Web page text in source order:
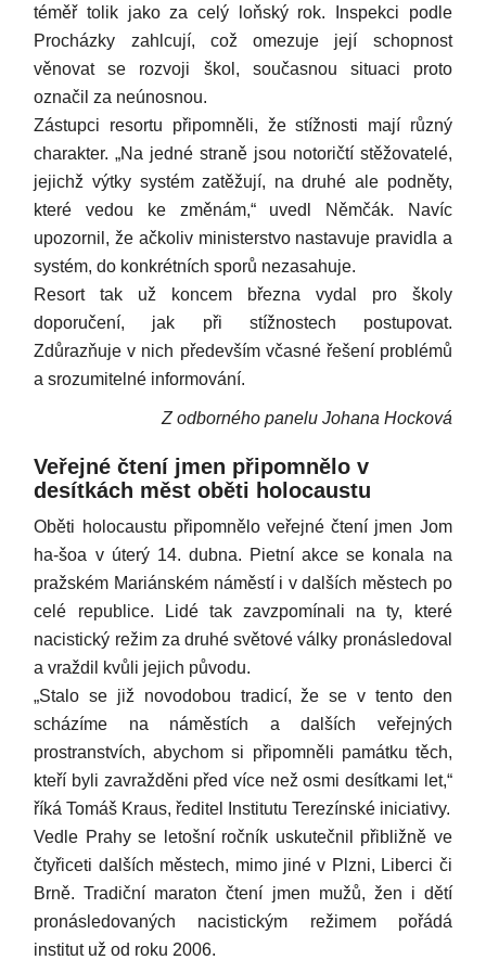
téměř tolik jako za celý loňský rok. Inspekci podle
Procházky zahlcují, což omezuje její schopnost
věnovat se rozvoji škol, současnou situaci proto
označil za neúnosnou.
Zástupci resortu připomněli, že stížnosti mají různý
charakter. „Na jedné straně jsou notoričtí stěžovatelé,
jejichž výtky systém zatěžují, na druhé ale podněty,
které vedou ke změnám,“ uvedl Němčák. Navíc
upozornil, že ačkoliv ministerstvo nastavuje pravidla a
systém, do konkrétních sporů nezasahuje.
Resort tak už koncem března vydal pro školy
doporučení, jak při stížnostech postupovat.
Zdůrazňuje v nich především včasné řešení problémů
a srozumitelné informování.
Z odborného panelu Johana Hocková
Veřejné čtení jmen připomnělo v
desítkách měst oběti holocaustu
Oběti holocaustu připomnělo veřejné čtení jmen Jom
ha-šoa v úterý 14. dubna. Pietní akce se konala na
pražském Mariánském náměstí i v dalších městech po
celé republice. Lidé tak zavzpomínali na ty, které
nacistický režim za druhé světové války pronásledoval
a vraždil kvůli jejich původu.
„Stalo se již novodobou tradicí, že se v tento den
scházíme na náměstích a dalších veřejných
prostranstvích, abychom si připomněli památku těch,
kteří byli zavražděni před více než osmi desítkami let,“
říká Tomáš Kraus, ředitel Institutu Terezínské iniciativy.
Vedle Prahy se letošní ročník uskutečnil přibližně ve
čtyřiceti dalších městech, mimo jiné v Plzni, Liberci či
Brně. Tradiční maraton čtení jmen mužů, žen i dětí
pronásledovaných nacistickým režimem pořádá
institut už od roku 2006.